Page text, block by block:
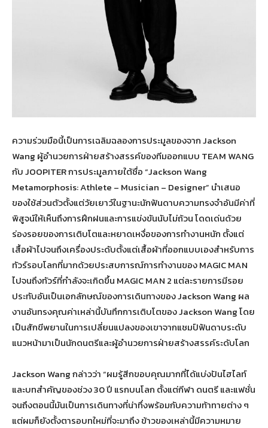
ความร่วมมือนี้เป็นการเฉลิมฉลองการประมูลของจาก Jackson
Wang ผู้อำนวยการฝ่ายสร้างสรรค์ของทีมออกแบบ TEAM WANG
กับ JOOPITER การประมูลภายใต้ชื่อ “Jackson Wang
Metamorphosis: Athlete – Musician – Designer” นำเสนอ
ของใช้ส่วนตัวตั้งแต่วัยเยาว์ในฐานะนักฟันดาบความทรงจำอันมีค่าที่
พิสูจน์ให้เห็นถึงการฝึกฝนและการแข่งขันนับไม่ถ้วน โดดเด่นด้วย
ร่องรอยของการเติบโตและหยาดเหงื่อของการทำงานหนัก ตั้งแต่
เสื้อผ้าไปจนถึงเครื่องประดับตั้งแต่เสื้อผ้าที่ออกแบบเองสำหรับการ
ทัวร์รอบโลกที่มากด้วยประสบการณ์การทำงานของ MAGIC MAN
ไปจนถึงทัวร์ที่กำลังจะเกิดขึ้น MAGIC MAN 2 แต่ละรายการมีรอย
ประทับอันเป็นเอกลักษณ์ของการเดินทางของ Jackson Wang ผล
งานอันทรงคุณค่าเหล่านี้บันทึกการเติบโตของ Jackson Wang โดย
เป็นสักขีพยานในการเปลี่ยนแปลงของเขาจากแชมป์ฟันดาบระดับ
แนวหน้ามาเป็นนักดนตรีและผู้อำนวยการฝ่ายสร้างสรรค์ระดับโลก
Jackson Wang กล่าวว่า “ผมรู้สีกขอบคุณมากที่ได้แบ่งปันไฮไลท์
และบทสำคัญของช่วง 30 ปี แรกบนโลก ตั้งแต่กีฬา ดนตรี และแฟชั่น
จนถึงตอนนี้มันเป็นการเดินทางที่น่าทึ่งพร้อมกับความท้าทายต่าง ๆ
แต่ผมก็ยังตั้งตารอบทใหม่ที่จะมาถึง ข้าวของเหล่านี้มีความหมาย